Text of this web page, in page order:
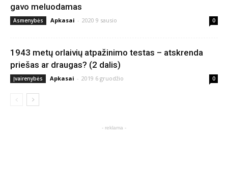
gavo meluodamas
Asmenybės Apkasai - 2020 9 sausio 0
1943 metų orlaivių atpažinimo testas – atskrenda
priešas ar draugas? (2 dalis)
Įvairenybės Apkasai - 2019 6 gruodžio 0
- reklama -